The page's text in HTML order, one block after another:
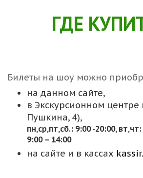
ГДЕ
Билеты на шоу можно
на данном сайте,
в Экскурсионном центре
Пушкина, 4),
пн,cр,пт,сб.: 9:00 -20:00, вт,чт:
9:00 – 14:00
на сайте и в кассах